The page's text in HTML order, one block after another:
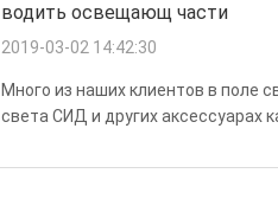
водить освещающ части
2019-03-02 14:42:30
Много из наших клиентов в
света СИД и других аксессуарах
светлыми дизайнами согл...